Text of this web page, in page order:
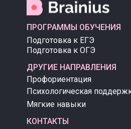
ПРОГРАММЫ ОБУЧЕНИЯ
Подготовка к ЕГЭ
Подготовка к ОГЭ
ДРУГИЕ НАПРАВЛЕНИЯ
Профориентация
Психологическая
Мягкие навыки
КОНТАКТЫ